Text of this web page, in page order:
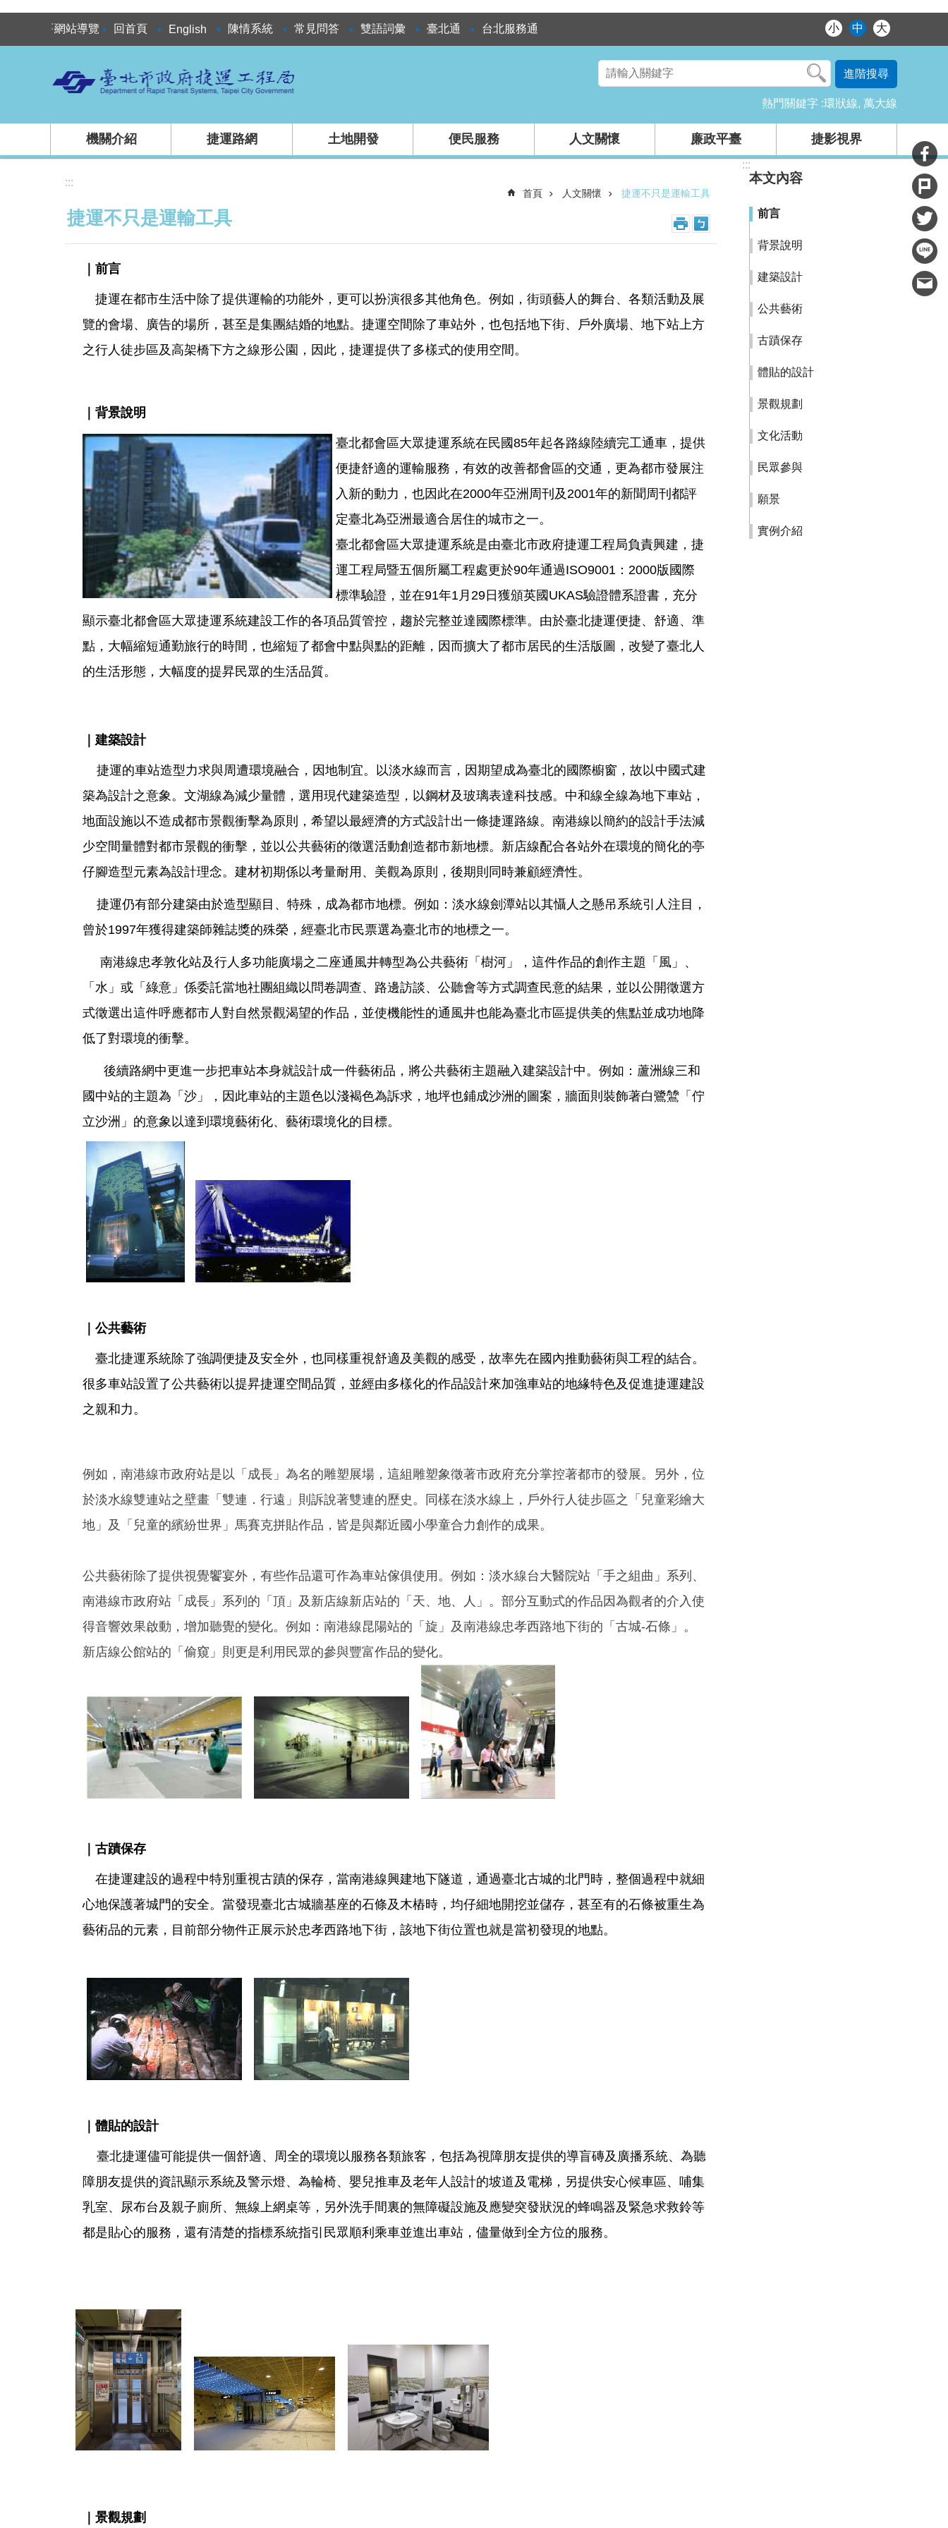
跳到主要內容區塊
:::網站導覽 回首頁 English 陳情系統 常見問答 雙語詞彙 臺北通 台北服務通 小 中 大
進階搜尋
熱門關鍵字 環狀線 萬大線
機關介紹 捷運路網 土地開發 便民服務 人文關懷 廉政平臺 捷影視界
:::
首頁 人文關懷 捷運不只是運輸工具
捷運不只是運輸工具
｜前言
捷運在都市生活中除了提供運輸的功能外，更可以扮演很多其他角色。例如，街頭藝人的舞台、各類活動及展
覽的會場、廣告的場所，甚至是集團結婚的地點。捷運空間除了車站外，也包括地下街、戶外廣場、地下站上方
之行人徒步區及高架橋下方之線形公園，因此，捷運提供了多樣式的使用空間。
｜背景說明
臺北都會區大眾捷運系統在民國85年起各路線陸續完工通車，提供
便捷舒適的運輸服務，有效的改善都會區的交通，更為都市發展注
入新的動力，也因此在2000年亞洲周刊及2001年的新聞周刊都評
定臺北為亞洲最適合居住的城市之一。
臺北都會區大眾捷運系統是由臺北市政府捷運工程局負責興建，捷
運工程局暨五個所屬工程處更於90年通過ISO9001：2000版國際
標準驗證，並在91年1月29日獲頒英國UKAS驗證體系證書，充分
顯示臺北都會區大眾捷運系統建設工作的各項品質管控，趨於完整並達國際標準。由於臺北捷運便捷、舒適、準
點，大幅縮短通勤旅行的時間，也縮短了都會中點與點的距離，因而擴大了都市居民的生活版圖，改變了臺北人
的生活形態，大幅度的提昇民眾的生活品質。
｜建築設計
捷運的車站造型力求與周遭環境融合，因地制宜。以淡水線而言，因期望成為臺北的國際櫥窗，故以中國式建
築為設計之意象。文湖線為減少量體，選用現代建築造型，以鋼材及玻璃表達科技感。中和線全線為地下車站，
地面設施以不造成都市景觀衝擊為原則，希望以最經濟的方式設計出一條捷運路線。南港線以簡約的設計手法減
少空間量體對都市景觀的衝擊，並以公共藝術的徵選活動創造都市新地標。新店線配合各站外在環境的簡化的亭
仔腳造型元素為設計理念。建材初期係以考量耐用、美觀為原則，後期則同時兼顧經濟性。
捷運仍有部分建築由於造型顯目、特殊，成為都市地標。例如：淡水線劍潭站以其懾人之懸吊系統引人注目，
曾於1997年獲得建築師雜誌獎的殊榮，經臺北市民票選為臺北市的地標之一。
南港線忠孝敦化站及行人多功能廣場之二座通風井轉型為公共藝術「樹河」，這件作品的創作主題「風」、
「水」或「綠意」係委託當地社團組織以問卷調查、路邊訪談、公聽會等方式調查民意的結果，並以公開徵選方
式徵選出這件呼應都市人對自然景觀渴望的作品，並使機能性的通風井也能為臺北市區提供美的焦點並成功地降
低了對環境的衝擊。
後續路網中更進一步把車站本身就設計成一件藝術品，將公共藝術主題融入建築設計中。例如：蘆洲線三和
國中站的主題為「沙」，因此車站的主題色以淺褐色為訴求，地坪也鋪成沙洲的圖案，牆面則裝飾著白鷺鷥「佇
立沙洲」的意象以達到環境藝術化、藝術環境化的目標。
｜公共藝術
臺北捷運系統除了強調便捷及安全外，也同樣重視舒適及美觀的感受，故率先在國內推動藝術與工程的結合。
很多車站設置了公共藝術以提昇捷運空間品質，並經由多樣化的作品設計來加強車站的地緣特色及促進捷運建設
之親和力。
例如，南港線市政府站是以「成長」為名的雕塑展場，這組雕塑象徵著市政府充分掌控著都市的發展。另外，位
於淡水線雙連站之壁畫「雙連．行遠」則訴說著雙連的歷史。同樣在淡水線上，戶外行人徒步區之「兒童彩繪大
地」及「兒童的繽紛世界」馬賽克拼貼作品，皆是與鄰近國小學童合力創作的成果。
公共藝術除了提供視覺饗宴外，有些作品還可作為車站傢俱使用。例如：淡水線台大醫院站「手之組曲」系列、
南港線市政府站「成長」系列的「頂」及新店線新店站的「天、地、人」。部分互動式的作品因為觀者的介入使
得音響效果啟動，增加聽覺的變化。例如：南港線昆陽站的「旋」及南港線忠孝西路地下街的「古城-石條」。
新店線公館站的「偷窺」則更是利用民眾的參與豐富作品的變化。
｜古蹟保存
在捷運建設的過程中特別重視古蹟的保存，當南港線興建地下隧道，通過臺北古城的北門時，整個過程中就細
心地保護著城門的安全。當發現臺北古城牆基座的石條及木樁時，均仔細地開挖並儲存，甚至有的石條被重生為
藝術品的元素，目前部分物件正展示於忠孝西路地下街，該地下街位置也就是當初發現的地點。
｜體貼的設計
臺北捷運儘可能提供一個舒適、周全的環境以服務各類旅客，包括為視障朋友提供的導盲磚及廣播系統、為聽
障朋友提供的資訊顯示系統及警示燈、為輪椅、嬰兒推車及老年人設計的坡道及電梯，另提供安心候車區、哺集
乳室、尿布台及親子廁所、無線上網桌等，另外洗手間裏的無障礙設施及應變突發狀況的蜂鳴器及緊急求救鈴等
都是貼心的服務，還有清楚的指標系統指引民眾順利乘車並進出車站，儘量做到全方位的服務。
｜景觀規劃
:::
本文內容
前言
背景說明
建築設計
公共藝術
古蹟保存
體貼的設計
景觀規劃
文化活動
民眾參與
願景
實例介紹